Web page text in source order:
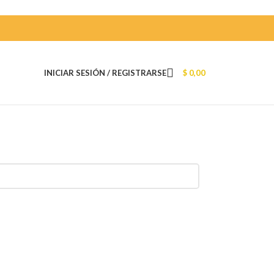
INICIAR SESIÓN / REGISTRARSE $ 0,00